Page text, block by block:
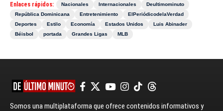
Enlaces rápidos: Nacionales Internacionales
Deultimominuto
República Dominicana
Entretenimiento
ElPeriódicodelaVerdad
Deportes
Estilo Economía Estados Unidos
Luis Abinader
Béisbol
portada Grandes Ligas MLB
Somos una multiplataforma que ofrece contenidos informativos y